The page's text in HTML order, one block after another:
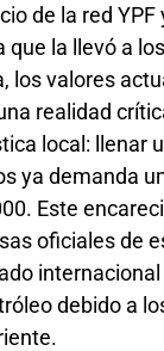
de la red YPF
que la llevó a
los valores
realidad
local: llenar
ya demanda
Este
oficiales de
debido a